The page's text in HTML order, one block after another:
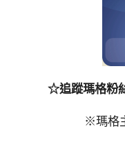
☆追蹤瑪格粉
※瑪格